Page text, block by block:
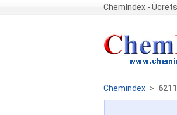
ChemIndex -
Chemindex >